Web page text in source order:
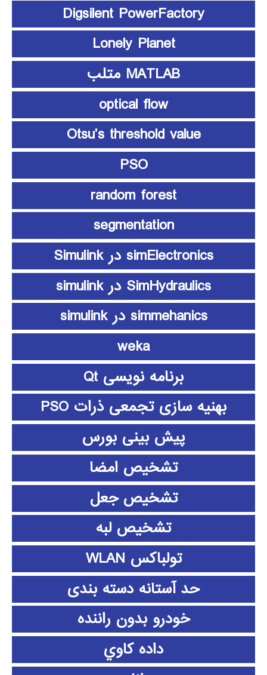
Digsilent PowerFactory
Lonely Planet
MATLAB متلب
optical flow
Otsu’s threshold value
PSO
random forest
segmentation
simElectronics در Simulink
SimHydraulics در simulink
simmehanics در simulink
weka
برنامه نویسی Qt
بهنیه سازی تجمعی ذرات PSO
پیش بینی بورس
تشخیص امضا
تشخیص جعل
تشخیص لبه
تولباکس WLAN
حد آستانه دسته بندی
خودرو بدون راننده
داده كاوي